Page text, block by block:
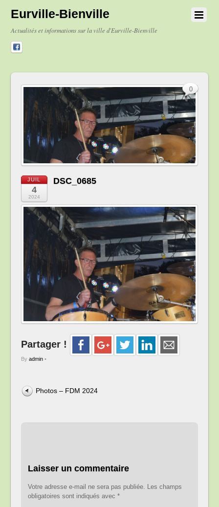
Eurville-Bienville
Actualités et informations sur la ville d'Eurville-Bienville
JUIL
4
2024
DSC_0685
Partager !
By admin•
0
Photos – FDM 2024
Laisser un commentaire
Votre adresse e-mail ne sera pas publiée.
Les champs
obligatoires sont indiqués avec*